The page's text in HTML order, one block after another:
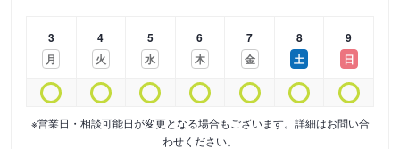
3
月
4
火
5
水
6
木
7
金
8
土
9
日
※営業日・相談可能日が変更となる場合もございます。詳細はお問い合
わせください。